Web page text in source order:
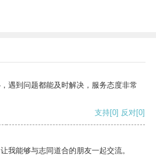
遇到问题都能及时解决，服务态度非常
支持[0] 反对[0]
我能够与志同道合的朋友一起交流。